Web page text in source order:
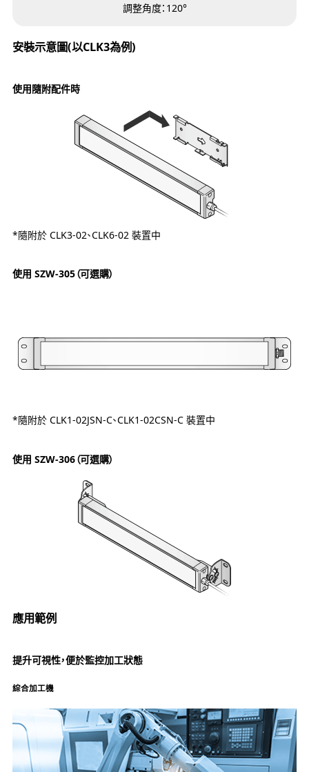
調整角度：120°
安裝示意圖(以CLK3為例)
使用隨附配件時
*隨附於 CLK3-02、CLK6-02 裝置中
使用 SZW-305（可選購）
*隨附於 CLK1-02JSN-C、CLK1-02CSN-C 裝置中
使用 SZW-306（可選購）
應用範例
提升可視性，便於監控加工狀態
綜合加工機